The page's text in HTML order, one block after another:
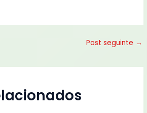
Post seguinte →